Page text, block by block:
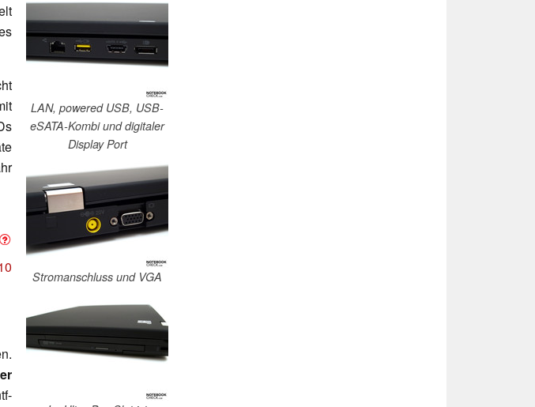
LAN, powered USB, USB-
eSATA-Kombi und digitaler
Display Port
Stromanschluss und VGA